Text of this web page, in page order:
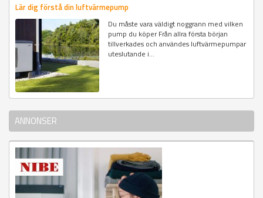
Lär dig förstå din luftvärmepump
Du måste vara väldigt noggrann med vilken
pump du köper Från allra första början
tillverkades och användes luftvärmepumpar
uteslutande i...
ANNONSER